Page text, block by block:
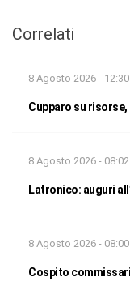
Correlati
8 Agosto 2026 - 12:30
Cupparo su
8 Agosto 2026 - 08:02
Latronico: auguri
8 Agosto 2026 - 08:00
Cospito